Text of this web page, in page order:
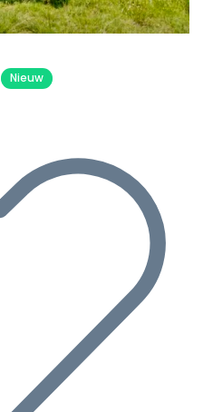
Nieuw